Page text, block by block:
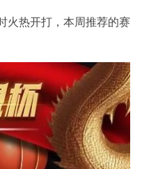
火热开打，本周推荐的赛